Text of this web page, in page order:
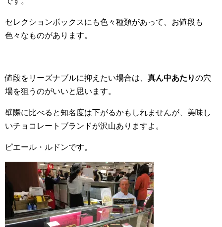
セレクションボックスにも色々種類があって、お値段も
色々なものがあります。
値段をリーズナブルに抑えたい場合は、 真ん中あたりの穴
場を狙うのがいいと思います。
壁際に比べると知名度は下がるかもしれませんが、美味し
いチョコレートブランドが沢山ありますよ。
ピエール・ルドンです。